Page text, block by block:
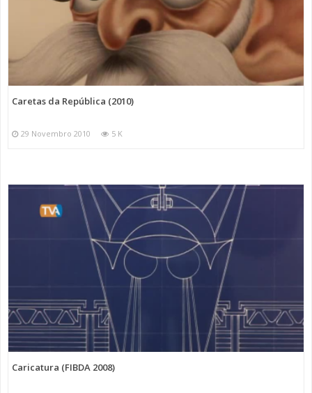
Caretas da República (2010)
29 Novembro 2010 5 K
Caricatura (FIBDA 2008)